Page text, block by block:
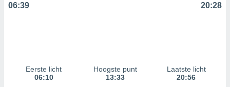
06:39 20:28
Eerste licht
06:10
Hoogste punt
13:33
Laatste licht
20:56